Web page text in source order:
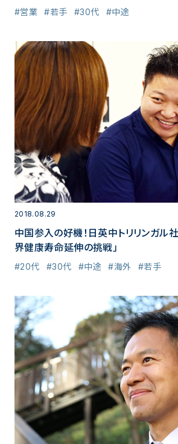
#営業 #若手 #30代 #中途
2018.08.29
中国参入の好機！日英中トリリンガル
界健康寿命延伸の挑戦」
#20代 #30代 #中途 #海外 #若手